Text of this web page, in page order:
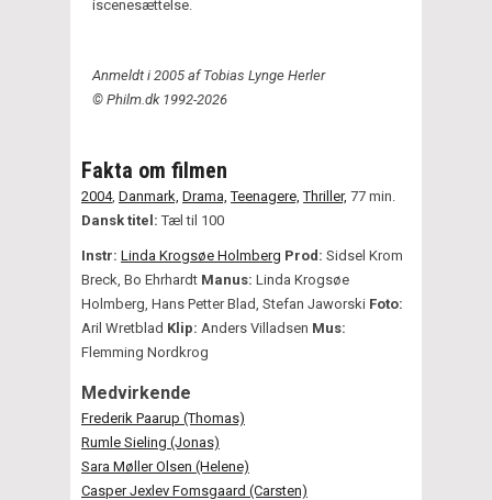
iscenesættelse.
Anmeldt i 2005 af Tobias Lynge Herler
© Philm.dk 1992-2026
Fakta om filmen
2004, Danmark, Drama, Teenagere, Thriller, 77 min.
Dansk titel:Tæl til 100
Instr: Linda Krogsøe Holmberg Prod: Sidsel Krom
Breck, Bo Ehrhardt Manus: Linda Krogsøe
Holmberg, Hans Petter Blad, Stefan Jaworski Foto:
Aril Wretblad Klip: Anders Villadsen Mus:
Flemming Nordkrog
Medvirkende
Frederik Paarup (Thomas)
Rumle Sieling (Jonas)
Sara Møller Olsen (Helene)
Casper Jexlev Fomsgaard (Carsten)